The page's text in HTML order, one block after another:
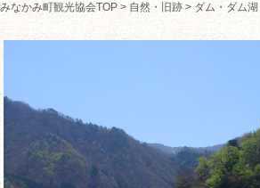
みなかみ町観光協会TOP > 自然・旧跡 > ダム・ダム湖